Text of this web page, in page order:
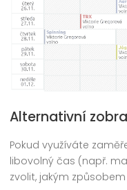
Alternativní
Pokud využíváte
libovolný čas (např.
zvolit, jakým